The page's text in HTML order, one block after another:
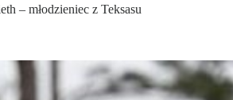
– młodzieniec z Teksasu